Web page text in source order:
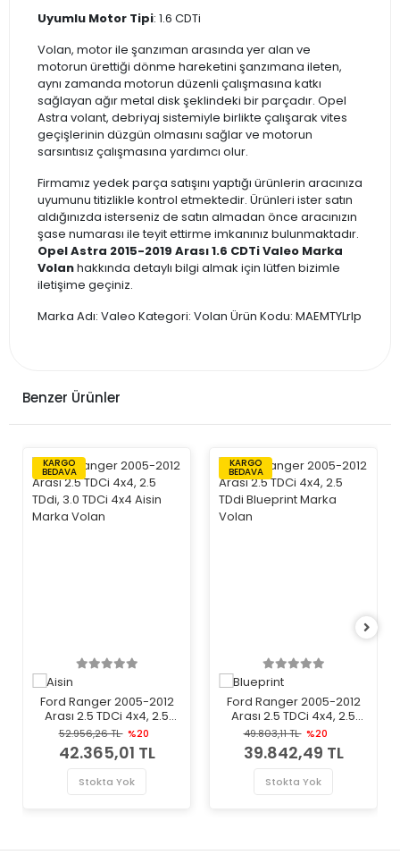
Uyumlu Motor Tipi: 1.6 CDTi
Volan, motor ile şanzıman arasında yer alan ve
motorun ürettiği dönme hareketini şanzımana ileten,
aynı zamanda motorun düzenli çalışmasına katkı
sağlayan ağır metal disk şeklindeki bir parçadır. Opel
Astra volant, debriyaj sistemiyle birlikte çalışarak vites
geçişlerinin düzgün olmasını sağlar ve motorun
sarsıntısız çalışmasına yardımcı olur.
Firmamız yedek parça satışını yaptığı ürünlerin aracınıza
uyumunu titizlikle kontrol etmektedir. Ürünleri ister satın
aldığınızda isterseniz de satın almadan önce aracınızın
şase numarası ile teyit ettirme imkanınız bulunmaktadır.
Opel Astra 2015-2019 Arası 1.6 CDTi Valeo Marka
Volanhakkında detaylı bilgi almak için lütfen bizimle
iletişime geçiniz.
Marka Adı: Valeo Kategori: Volan Ürün Kodu: MAEMTYLrlp
Benzer Ürünler
KARGO
BEDAVA
Ford Ranger 2005-2012
Arası 2.5 TDCi 4x4, 2.5
TDdi, 3.0 TDCi 4x4 Aisin
Marka Volan
52.956,26 TL %20
42.365,01 TL
Stokta Yok
KARGO
BEDAVA
Ford Ranger 2005-2012
Arası 2.5 TDCi 4x4, 2.5
TDdi Blueprint Marka
Volan
49.803,11 TL %20
39.842,49 TL
Stokta Yok